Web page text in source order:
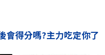
會得分嗎?主力吃定你了